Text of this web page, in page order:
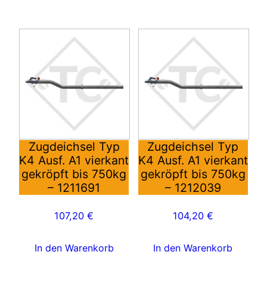
Zugdeichsel Typ
K4 Ausf. A1 vierkant
gekröpft bis 750kg
– 1211691
107,20€
In den Warenkorb
Zugdeichsel Typ
K4 Ausf. A1 vierkant
gekröpft bis 750kg
– 1212039
104,20 €
In den Warenkorb